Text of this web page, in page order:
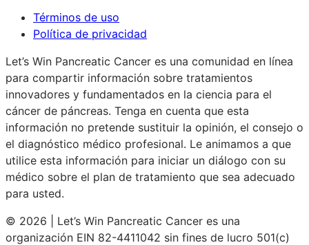
Términos de uso
Política de privacidad
Let’s Win Pancreatic Cancer es una comunidad en línea
para compartir información sobre tratamientos
innovadores y fundamentados en la ciencia para el
cáncer de páncreas. Tenga en cuenta que esta
información no pretende sustituir la opinión, el consejo o
el diagnóstico médico profesional. Le animamos a que
utilice esta información para iniciar un diálogo con su
médico sobre el plan de tratamiento que sea adecuado
para usted.
© 2026 | Let’s Win Pancreatic Cancer es una
organización EIN 82-4411042 sin fines de lucro 501(c)